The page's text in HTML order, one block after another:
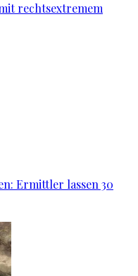
rechtsextremem
Ermittler lassen 30